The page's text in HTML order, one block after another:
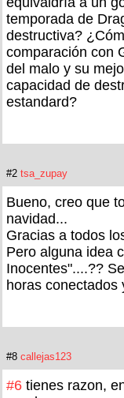
temporada de
destructiva?
comparación con
del malo y su
capacidad de
estandard?
#2 tsa_zupay
Bueno, creo que
navidad...
Gracias a todos
Pero alguna idea
Inocentes"....??
horas conectados
#8 callejas123
#6 tienes razon,